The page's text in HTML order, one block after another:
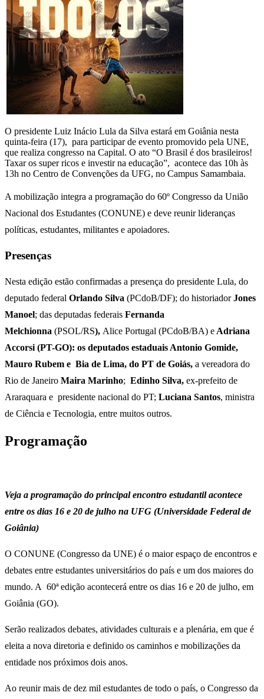
O presidente Luiz Inácio Lula da Silva estará em Goiânia nesta
quinta-feira (17), para participar de evento promovido pela UNE,
que realiza congresso na Capital. O ato “O Brasil é dos brasileiros!
Taxar os super ricos e investir na educação”, acontece das 10h às
13h no Centro de Convenções da UFG, no Campus Samambaia.
A mobilização integra a programação do 60º Congresso da União
Nacional dos Estudantes (CONUNE) e deve reunir lideranças
políticas, estudantes, militantes e apoiadores.
Presenças
Nesta edição estão confirmadas a presença do presidente Lula, do
deputado federal Orlando Silva (PCdoB/DF); do historiadorJones
Manoel; das deputadas federais Fernanda
Melchionna (PSOL/RS), Alice Portugal (PCdoB/BA) e Adriana
Accorsi (PT-GO): os deputados estaduais Antonio Gomide,
Mauro Rubem e Bia de Lima, do PT de Goiás, a vereadora do
Rio de Janeiro Maira Marinho; Edinho Silva, ex-prefeito de
Araraquara e presidente nacional do PT; Luciana Santos, ministra
de Ciência e Tecnologia, entre muitos outros.
Programação
Veja a programação do principal encontro estudantil acontece
entre os dias 16 e 20 de julho na UFG (Universidade Federal de
Goiânia)
O CONUNE (Congresso da UNE) é o maior espaço de encontros e
debates entre estudantes universitários do país e um dos maiores do
mundo. A 60ª edição acontecerá entre os dias 16 e 20 de julho, em
Goiânia (GO).
Serão realizados debates, atividades culturais e a plenária, em que é
eleita a nova diretoria e definido os caminhos e mobilizações da
entidade nos próximos dois anos.
Ao reunir mais de dez mil estudantes de todo o país, o Congresso da